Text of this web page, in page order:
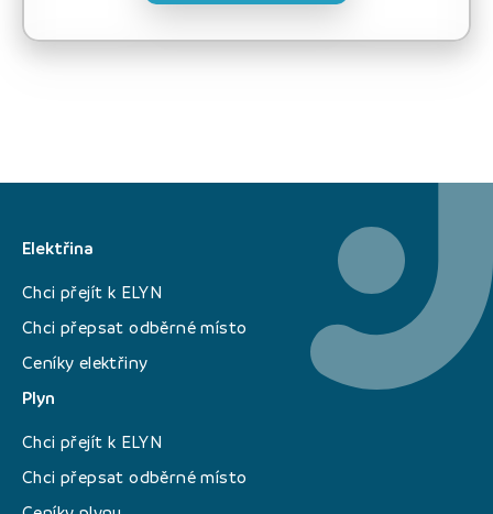
Elektřina
Chci přejít k ELYN
Chci přepsat odběrné místo
Ceníky elektřiny
Plyn
Chci přejít k ELYN
Chci přepsat odběrné místo